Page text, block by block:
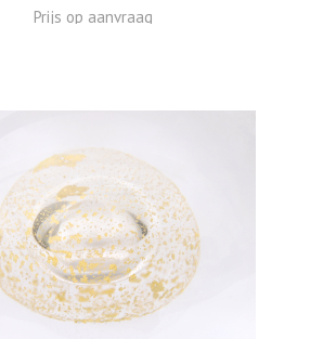
Prijs op aanvraag